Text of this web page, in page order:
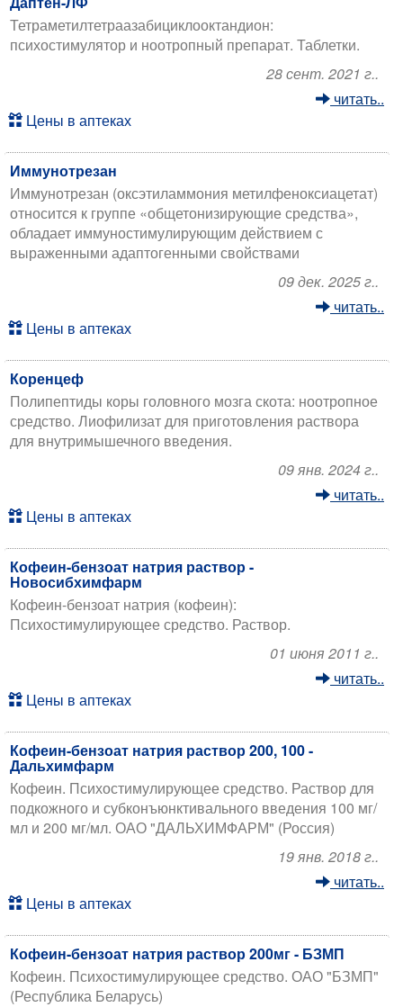
Тетраметилтетраазабициклооктандион:
психостимулятор и ноотропный препарат. Таблетки.
28 сент. 2021 г..
читать..
Цены в аптеках
Иммунотрезан
Иммунотрезан (оксэтиламмония метилфеноксиацетат)
относится к группе «общетонизирующие средства»,
обладает иммуностимулирующим действием с
выраженными адаптогенными свойствами
09 дек. 2025 г..
читать..
Цены в аптеках
Коренцеф
Полипептиды коры головного мозга скота: ноотропное
средство. Лиофилизат для приготовления раствора
для внутримышечного введения.
09 янв. 2024 г..
читать..
Цены в аптеках
Кофеин-бензоат натрия раствор -
Новосибхимфарм
Кофеин-бензоат натрия (кофеин):
Психостимулирующее средство. Раствор.
01 июня 2011 г..
читать..
Цены в аптеках
Кофеин-бензоат натрия раствор 200, 100 -
Дальхимфарм
Кофеин. Психостимулирующее средство. Раствор для
подкожного и субконъюнктивального введения 100 мг/
мл и 200 мг/мл. ОАО "ДАЛЬХИМФАРМ" (Россия)
19 янв. 2018 г..
читать..
Цены в аптеках
Кофеин-бензоат натрия раствор 200мг - БЗМП
Кофеин. Психостимулирующее средство. ОАО "БЗМП"
(Республика Беларусь)